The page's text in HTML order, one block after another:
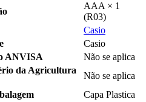
AAA × 1
(R03)
Casio
Casio
ANVISA
Não se aplica
da Agricultura
Não se aplica
Capa Plastica